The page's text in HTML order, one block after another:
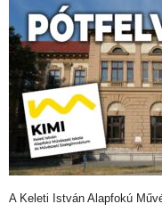
A Keleti István Alapfokú